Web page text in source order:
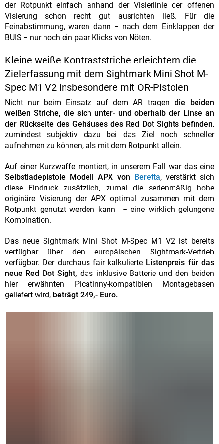
der Rotpunkt einfach anhand der Visierlinie der offenen
Visierung schon recht gut ausrichten ließ. Für die
Feinabstimmung, waren dann − nach dem Einklappen der
BUIS − nur noch ein paar Klicks von Nöten.
Kleine weiße Kontraststriche erleichtern die
Zielerfassung mit dem Sightmark Mini Shot M-
Spec M1 V2 insbesondere mit OR-Pistolen
Nicht nur beim Einsatz auf dem AR tragen die beiden
weißen Striche, die sich unter- und oberhalb der Linse an
der Rückseite des Gehäuses des Red Dot Sights befinden,
zumindest subjektiv dazu bei das Ziel noch schneller
aufnehmen zu können, als mit dem Rotpunkt allein.
Auf einer Kurzwaffe montiert, in unserem Fall war das eine
Selbstladepistole Modell APX von
Beretta, verstärkt sich
diese Eindruck zusätzlich, zumal die serienmäßig hohe
originäre Visierung der APX optimal zusammen mit dem
Rotpunkt genutzt werden kann − eine wirklich gelungene
Kombination.
Das neue Sightmark Mini Shot M-Spec M1 V2 ist bereits
verfügbar über den europäischen Sightmark-Vertrieb
verfügbar. Der durchaus fair kalkulierte Listenpreis für das
neue Red Dot Sight, das inklusive Batterie und den beiden
hier erwähnten Picatinny-kompatiblen Montagebasen
geliefert wird, beträgt 249,- Euro.